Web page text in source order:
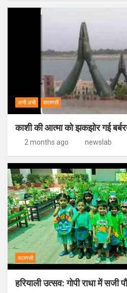
अभी अभी वाराणसी
काशी की आत्मा को झकझोर गई
2 months ago newslab
वाराणसी
हरियाली उत्सव: गोपी राधा में सजी